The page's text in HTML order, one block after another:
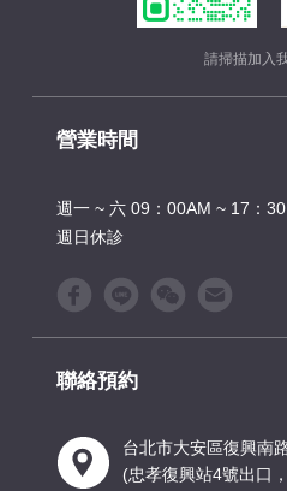
請掃描加入
營業時間
週一 ~ 六 09：00AM ~ 17：
週日休診
聯絡預約
台北市大安區復興南
(忠孝復興站4號出口